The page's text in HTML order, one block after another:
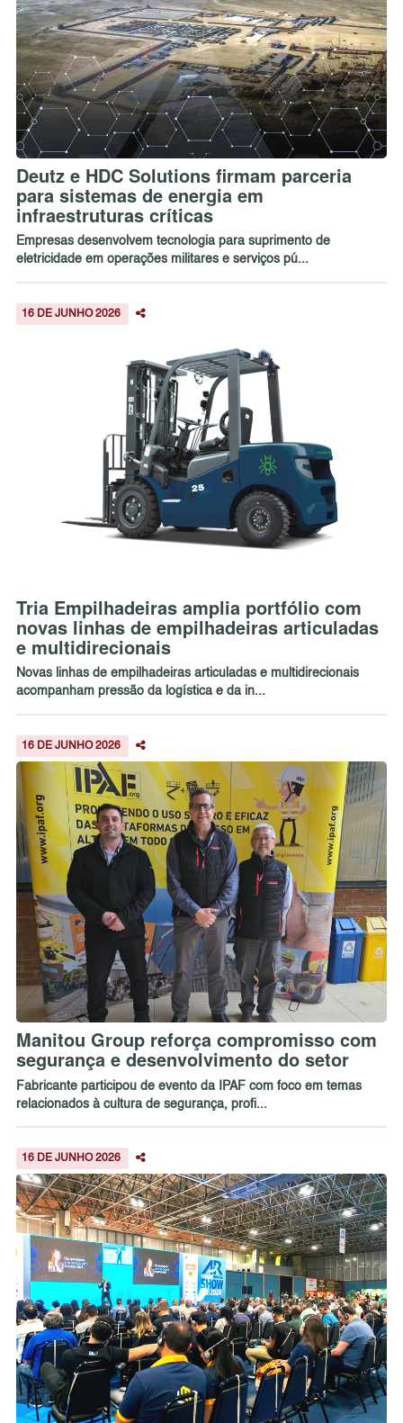
Deutz e HDC Solutions firmam parceria
para sistemas de energia em
infraestruturas críticas
Empresas desenvolvem tecnologia para suprimento de
eletricidade em operações militares e serviços pú...
16 DE JUNHO 2026
Tria Empilhadeiras amplia portfólio com
novas linhas de empilhadeiras articuladas
e multidirecionais
Novas linhas de empilhadeiras articuladas e multidirecionais
acompanham pressão da logística e da in...
16 DE JUNHO 2026
Manitou Group reforça compromisso com
segurança e desenvolvimento do setor
Fabricante participou de evento da IPAF com foco em temas
relacionados à cultura de segurança, profi...
16 DE JUNHO 2026